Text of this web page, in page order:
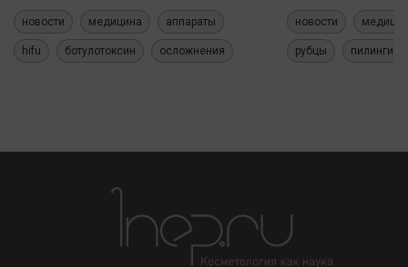
новости медицина аппараты
hifu ботулотоксин осложнения
новости
рубцы пилинги